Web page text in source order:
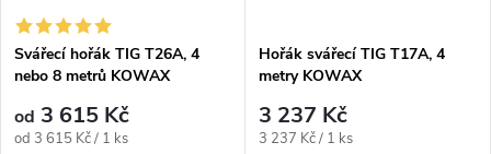
Svářecí hořák TIG T26A, 4
nebo 8 metrů KOWAX
od 3 615 Kč
Měrná cena:
od 3 615 Kč / 1 ks
Hořák svářecí TIG T17A, 4
metry KOWAX
3 237 Kč
Měrná cena:
3 237 Kč / 1 ks